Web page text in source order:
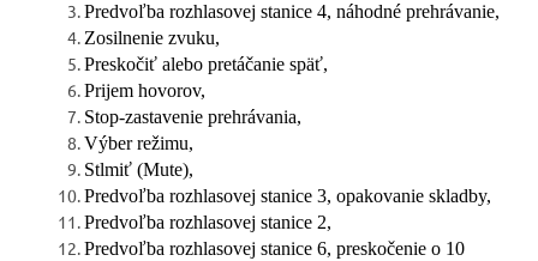
Predvoľba rozhlasovej stanice 4, náhodné prehrávanie,
Zosilnenie zvuku,
Preskočiť alebo pretáčanie späť,
Prijem hovorov,
Stop-zastavenie prehrávania,
Výber režimu,
Stlmiť (Mute),
Predvoľba rozhlasovej stanice 3, opakovanie skladby,
Predvoľba rozhlasovej stanice 2,
Predvoľba rozhlasovej stanice 6, preskočenie o 10